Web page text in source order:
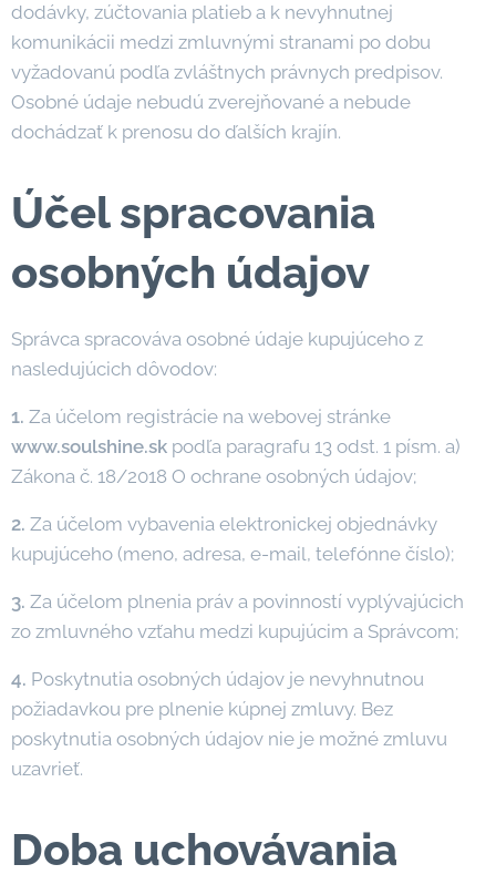
dodávky, zúčtovania platieb a k nevyhnutnej
komunikácii medzi zmluvnými stranami po dobu
vyžadovanú podľa zvláštnych právnych predpisov.
Osobné údaje nebudú zverejňované a nebude
dochádzať k prenosu do ďalších krajín.
Účel spracovania
osobných údajov
Správca spracováva osobné údaje kupujúceho z
nasledujúcich dôvodov:
1. Za účelom registrácie na webovej stránke
www.soulshine.sk podľa paragrafu 13 odst. 1 písm. a)
Zákona č. 18/2018 O ochrane osobných údajov;
2. Za účelom vybavenia elektronickej objednávky
kupujúceho (meno, adresa, e-mail, telefónne číslo);
3. Za účelom plnenia práv a povinností vyplývajúcich
zo zmluvného vzťahu medzi kupujúcim a Správcom;
4. Poskytnutia osobných údajov je nevyhnutnou
požiadavkou pre plnenie kúpnej zmluvy. Bez
poskytnutia osobných údajov nie je možné zmluvu
uzavrieť.
Doba uchovávania